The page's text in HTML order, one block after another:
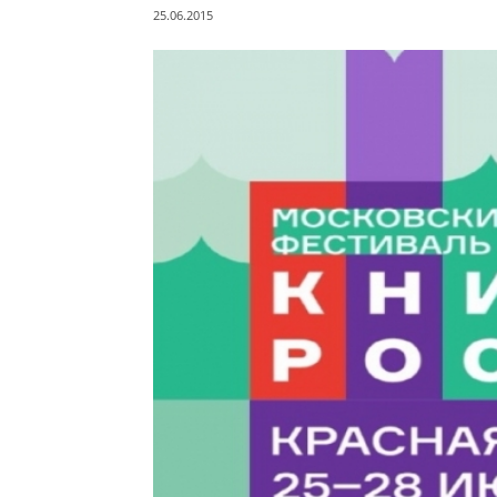
25.06.2015